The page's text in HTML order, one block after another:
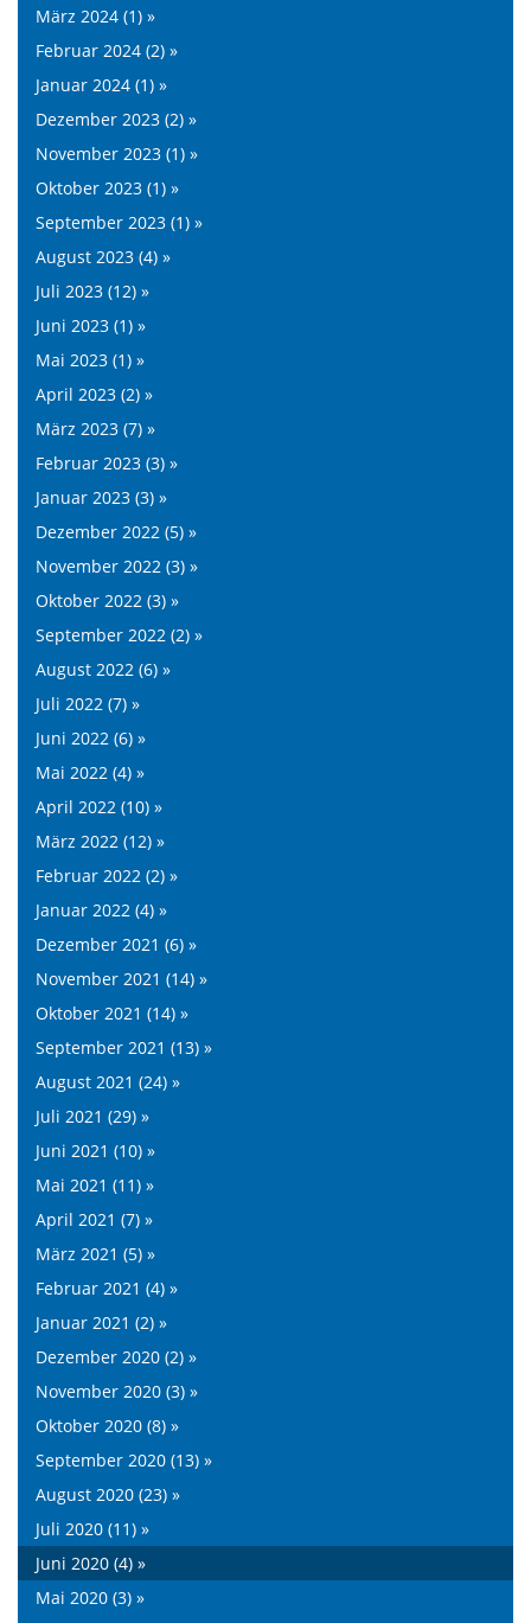
März 2024 (1) »
Februar 2024 (2) »
Januar 2024 (1) »
Dezember 2023 (2) »
November 2023 (1) »
Oktober 2023 (1) »
September 2023 (1) »
August 2023 (4) »
Juli 2023 (12) »
Juni 2023 (1) »
Mai 2023 (1) »
April 2023 (2) »
März 2023 (7) »
Februar 2023 (3) »
Januar 2023 (3) »
Dezember 2022 (5) »
November 2022 (3) »
Oktober 2022 (3) »
September 2022 (2) »
August 2022 (6) »
Juli 2022 (7) »
Juni 2022 (6) »
Mai 2022 (4) »
April 2022 (10) »
März 2022 (12) »
Februar 2022 (2) »
Januar 2022 (4) »
Dezember 2021 (6) »
November 2021 (14) »
Oktober 2021 (14) »
September 2021 (13) »
August 2021 (24) »
Juli 2021 (29) »
Juni 2021 (10) »
Mai 2021 (11) »
April 2021 (7) »
März 2021 (5) »
Februar 2021 (4) »
Januar 2021 (2) »
Dezember 2020 (2) »
November 2020 (3) »
Oktober 2020 (8) »
September 2020 (13) »
August 2020 (23) »
Juli 2020 (11) »
Juni 2020 (4) »
Mai 2020 (3) »